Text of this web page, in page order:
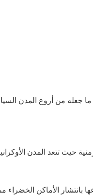
حيث تتعد المدن
بانتشار الأماكن